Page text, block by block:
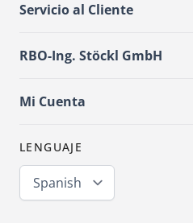
Servicio al Cliente
RBO-Ing. Stöckl GmbH
Mi Cuenta
LENGUAJE
Spanish